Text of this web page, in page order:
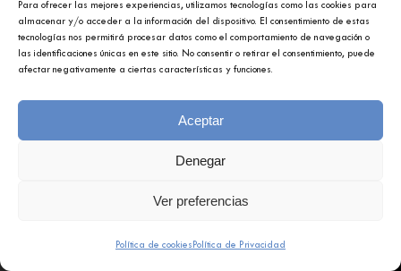
Para ofrecer las mejores experiencias, utilizamos tecnologías como las cookies para
almacenar y/o acceder a la información del dispositivo. El consentimiento de estas
tecnologías nos permitirá procesar datos como el comportamiento de navegación o
las identificaciones únicas en este sitio. No consentir o retirar el consentimiento, puede
afectar negativamente a ciertas características y funciones.
Aceptar
Denegar
Ver preferencias
Política de cookies Política de Privacidad
Copyright 2025 © Afundación Obra Social Abanca
Política de privacidad
Aviso legal